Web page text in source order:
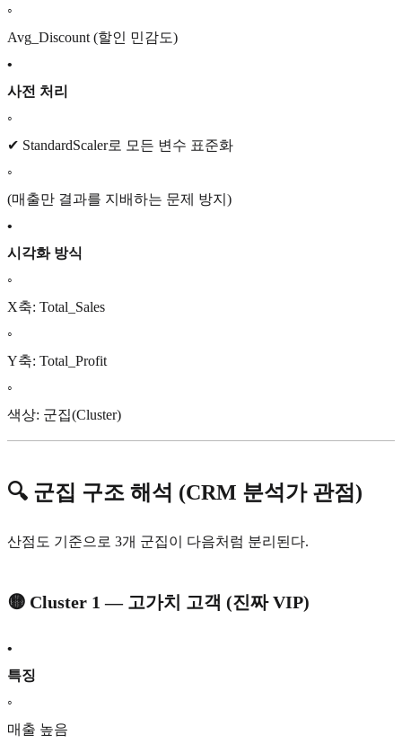
◦
Avg_Discount (할인 민감도)
•
사전 처리
◦
✔ StandardScaler로 모든 변수 표준화
◦
(매출만 결과를 지배하는 문제 방지)
•
시각화 방식
◦
X축: Total_Sales
◦
Y축: Total_Profit
◦
색상: 군집(Cluster)
🔍 군집 구조 해석 (CRM 분석가 관점)
산점도 기준으로 3개 군집이 다음처럼 분리된다.
🟡 Cluster 1 — 고가치 고객 (진짜 VIP)
•
특징
◦
매출 높음